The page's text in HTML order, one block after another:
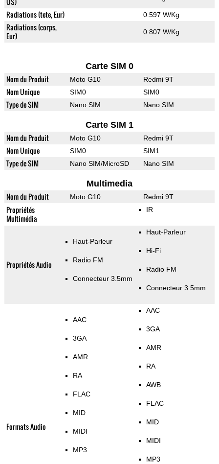
Radiations (tete, Eur) 0.597 W/Kg
Radiations (corps,
Eur)
0.807 W/Kg
Carte SIM 0
Nom du Produit Moto G10 Redmi 9T
Nom Unique SIM0 SIM0
Type de SIM Nano SIM Nano SIM
Carte SIM 1
Nom du Produit Moto G10 Redmi 9T
Nom Unique SIM0 SIM1
Type de SIM Nano SIM/MicroSD Nano SIM
Multimedia
Nom du Produit Moto G10 Redmi 9T
Propriétés
Multimédia
IR
Propriétés Audio
Haut-Parleur
Radio FM
Connecteur 3.5mm
Haut-Parleur
Hi-Fi
Radio FM
Connecteur 3.5mm
Formats Audio
AAC
3GA
AMR
RA
FLAC
MID
MIDI
MP3
AAC
3GA
AMR
RA
AWB
FLAC
MID
MIDI
MP3